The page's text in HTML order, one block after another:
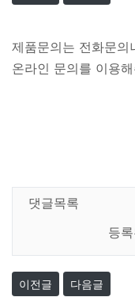
제품문의는 전화문
온라인 문의를 이용
댓글목록
등
이전글 다음글